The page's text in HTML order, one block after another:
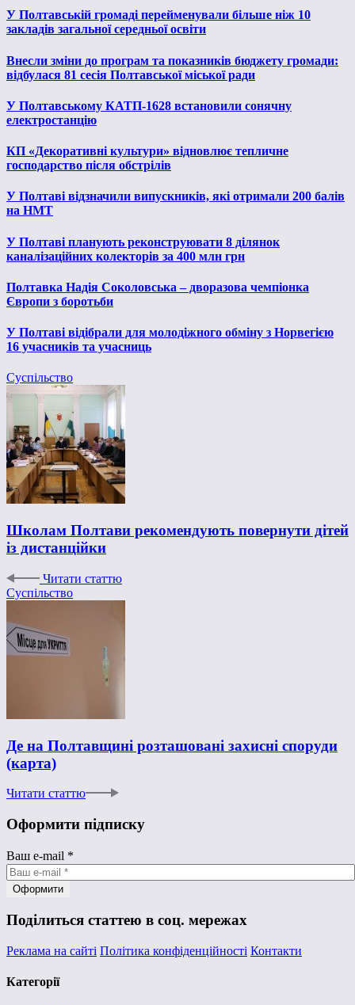
У Полтавській громаді перейменували більше ніж 10
закладів загальної середньої освіти
Внесли зміни до програм та показників бюджету громади:
відбулася 81 сесія Полтавської міської ради
У Полтавському КАТП-1628 встановили сонячну
електростанцію
КП «Декоративні культури» відновлює тепличне
господарство після обстрілів
У Полтаві відзначили випускників, які отримали 200 балів
на НМТ
У Полтаві планують реконструювати 8 ділянок
каналізаційних колекторів за 400 млн грн
Полтавка Надія Соколовська – дворазова чемпіонка
Європи з боротьби
У Полтаві відібрали для молодіжного обміну з Норвегією
16 учасників та учасниць
Суспільство
Школам Полтави рекомендують повернути дітей
із дистанційки
Читати статтю
Суспільство
Де на Полтавщині розташовані захисні споруди
(карта)
Читати статтю
Оформити підписку
Ваш e-mail *
Поділиться статтею в соц. мережах
Реклама на сайті Політика конфіденційності Контакти
Категорії